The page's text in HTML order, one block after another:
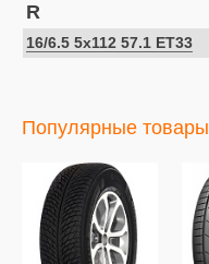
R
16/6.5 5x112 57.1 ET33
Популярные товары